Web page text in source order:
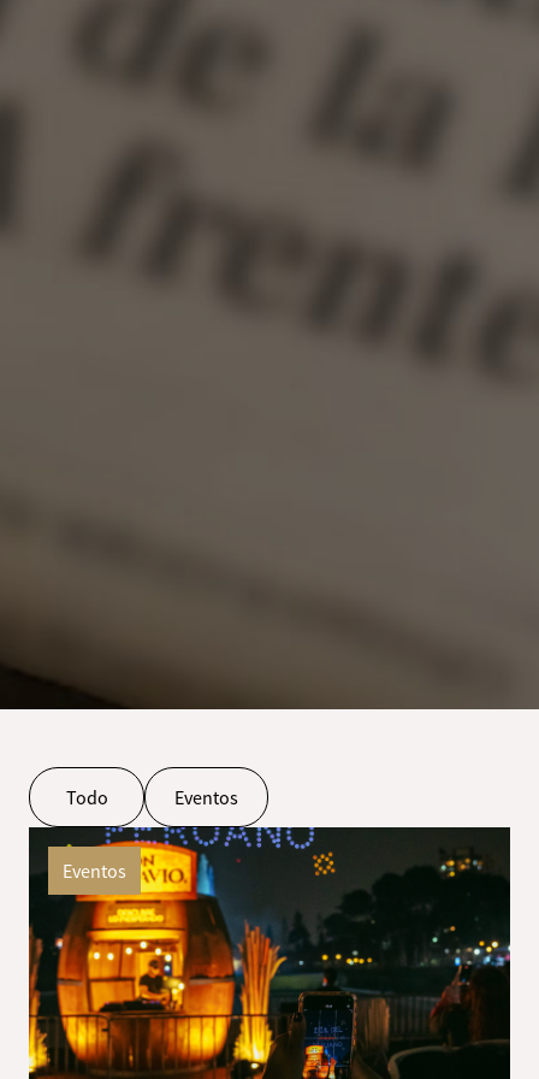
Todo Eventos
Eventos